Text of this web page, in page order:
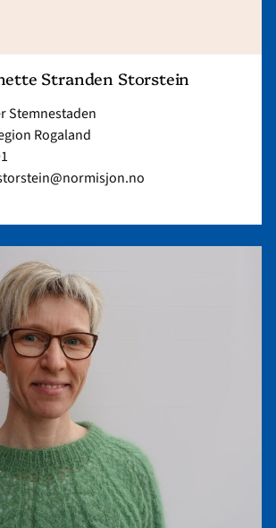
Stranden Storstein
Stemnestaden
Rogaland
article
"Else
Gurine
Stople"